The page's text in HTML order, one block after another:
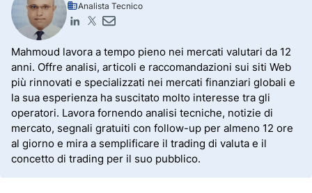
Analista Tecnico
Mahmoud lavora a tempo pieno nei mercati valutari da 12
anni. Offre analisi, articoli e raccomandazioni sui siti Web
più rinnovati e specializzati nei mercati finanziari globali e
la sua esperienza ha suscitato molto interesse tra gli
operatori. Lavora fornendo analisi tecniche, notizie di
mercato, segnali gratuiti con follow-up per almeno 12 ore
al giorno e mira a semplificare il trading di valuta e il
concetto di trading per il suo pubblico.